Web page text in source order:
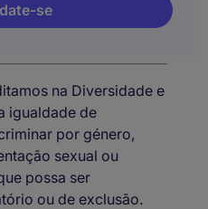
se
na Diversidade e
igualdade de
por género,
sexual ou
possa ser
ou de exclusão.